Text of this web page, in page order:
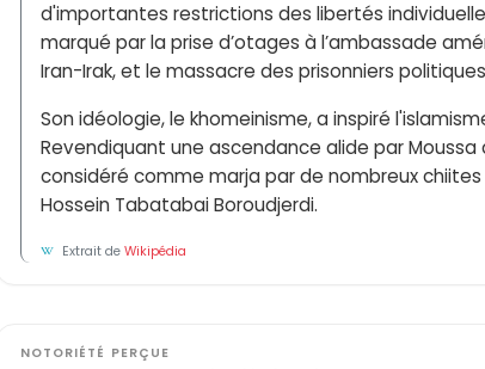
d'importantes restrictions des libertés
marqué par la prise d’otages à l’ambassade
Iran-Irak, et le massacre des prisonniers
Son idéologie, le khomeinisme, a inspiré
Revendiquant une ascendance alide par
considéré comme marja par de nombreux
Hossein Tabatabai Boroudjerdi.
Extrait deWikipédia
NOTORIÉTÉ PERÇUE